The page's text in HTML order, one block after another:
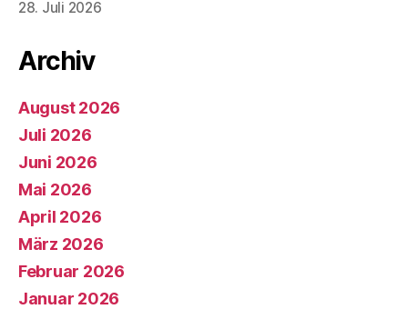
28. Juli 2026
Archiv
August 2026
Juli 2026
Juni 2026
Mai 2026
April 2026
März 2026
Februar 2026
Januar 2026